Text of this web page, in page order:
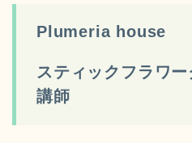
Plumeria house
スティックフラワ
講師